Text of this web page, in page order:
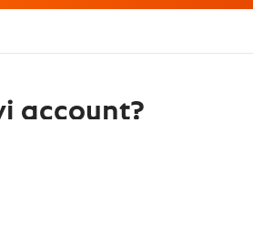
account?